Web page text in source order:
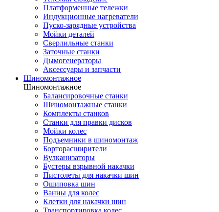
Платформенные тележки
Индукционные нагреватели
Пуско-зарядные устройства
Мойки деталей
Сверлильные станки
Заточные станки
Дымогенераторы
Аксессуары и запчасти
Шиномонтажное
Шиномонтажное
Балансировочные станки
Шиномонтажные станки
Комплекты станков
Станки для правки дисков
Мойки колес
Подъемники в шиномонтаж
Борторасширители
Вулканизаторы
Бустеры взрывной накачки
Пистолеты для накачки шин
Ошиповка шин
Ванны для колес
Клетки для накачки шин
Транспортировка колес